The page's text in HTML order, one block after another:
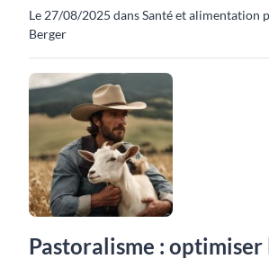
Le 27/08/2025 dans Santé et alimentation
Berger
Pastoralisme : optimiser